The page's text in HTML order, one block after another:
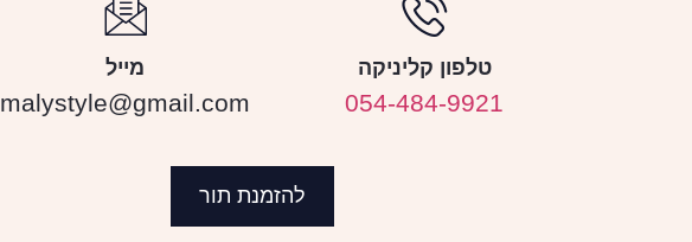
טלפון קליניקה
054-484-9921
מייל
malystyle@gmail.com
להזמנת תור